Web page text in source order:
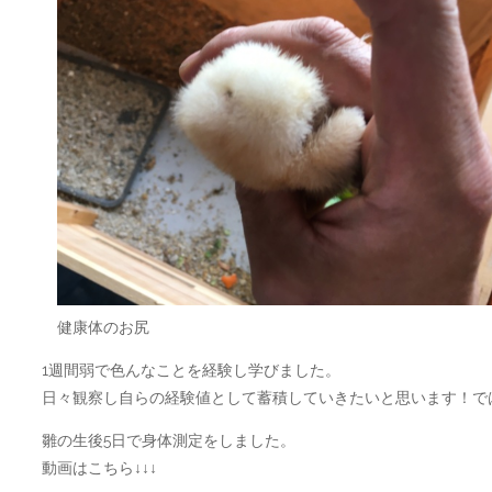
健康体のお尻
1週間弱で色んなことを経験し学びました。
日々観察し自らの経験値として蓄積していきたいと思います！で
雛の生後5日で身体測定をしました。
動画はこちら↓↓↓